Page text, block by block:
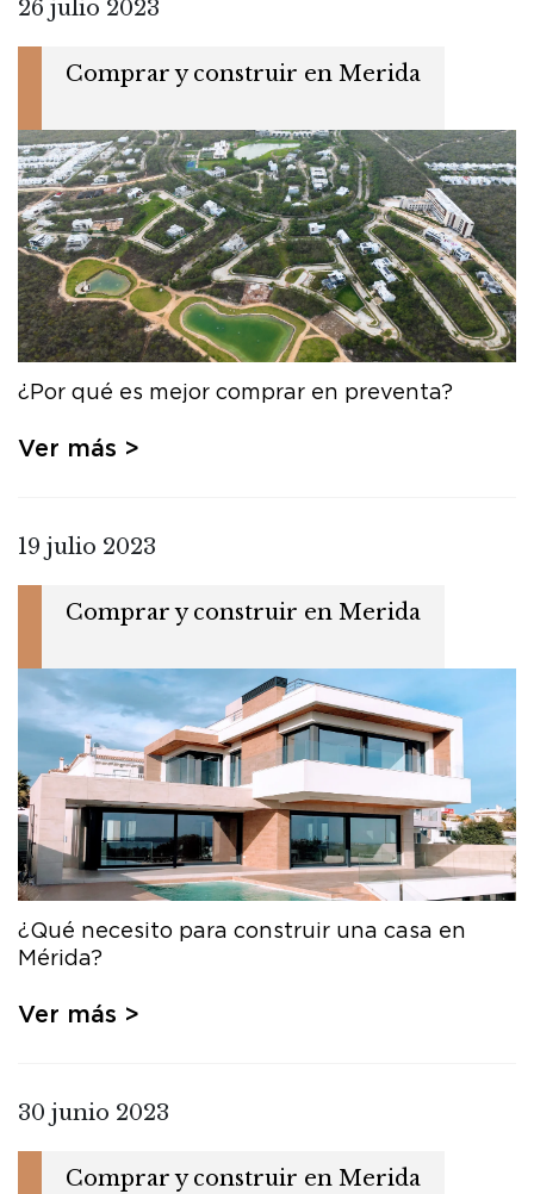
26 julio 2023
Comprar y construir en Merida
¿Por qué es mejor comprar en preventa?
Ver más >
19 julio 2023
Comprar y construir en Merida
¿Qué necesito para construir una casa en
Mérida?
Ver más >
30 junio 2023
Comprar y construir en Merida